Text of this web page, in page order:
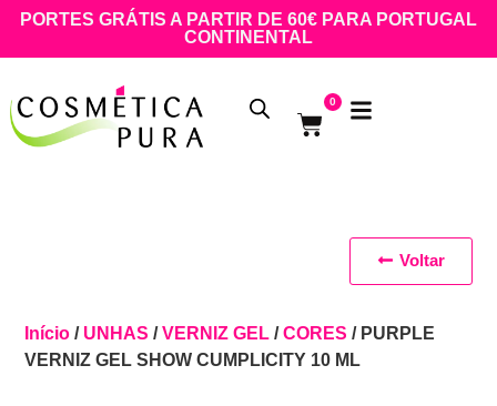
PORTES GRÁTIS A PARTIR DE 60€ PARA PORTUGAL
CONTINENTAL
0
Início / UNHAS /VERNIZ GEL /CORES / PURPLE
VERNIZ GEL SHOW CUMPLICITY 10 ML
Voltar